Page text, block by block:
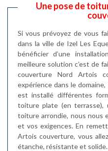
Une pose de
Si vous prévoyez de vous
dans la ville de Izel Les
bénéficier d’une
meilleure solution c’est de
couverture Nord Artois
expérience dans le
est installé différentes
toiture plate (en
toiture arrondie, nous nous
et vos exigences. En
Artois couverture, vous
étanche, résistante et solide.